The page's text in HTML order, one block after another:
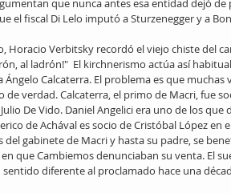
que nunca antes esa entidad dejó
el fiscal Di Lelo imputó a Sturzenegger y a
Horacio Verbitsky recordó el viejo chiste del
al ladrón!"  El kirchnerismo actúa así
Ángelo Calcaterra. El problema es que muchas
verdad. Calcaterra, el primo de Macri, fue
De Vido. Daniel Angelici era uno de los
de Achával es socio de Cristóbal López en
del gabinete de Macri y hasta su padre, se
que Cambiemos denunciaban su venta. El
diferente al proclamado hace una